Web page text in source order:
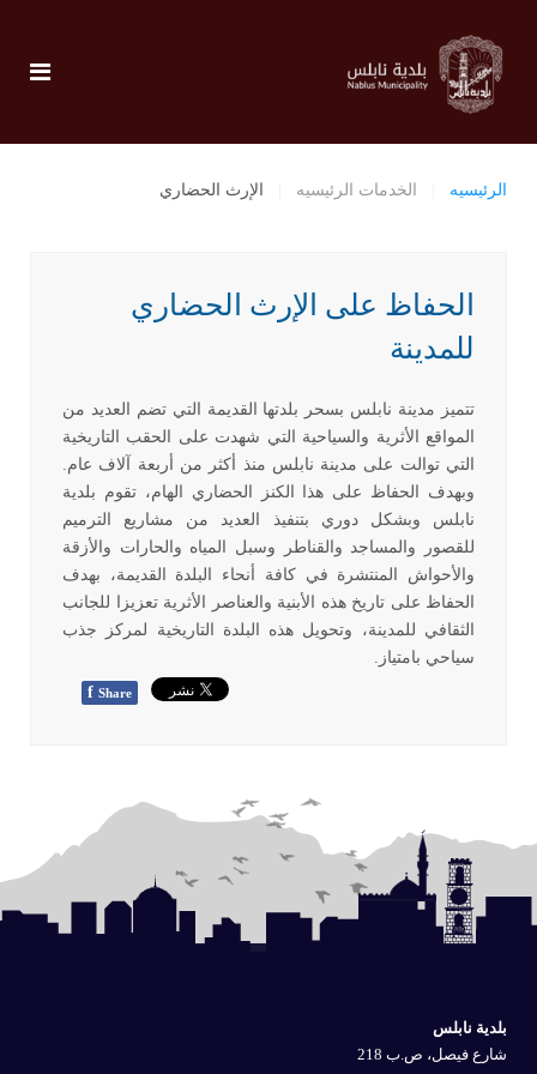
الرئيسيه الخدمات الرئيسيه الإرث الحضاري
الحفاظ على الإرث الحضاري
للمدينة
تتميز مدينة نابلس بسحر بلدتها القديمة التي تضم العديد من
المواقع الأثرية والسياحية التي شهدت على الحقب التاريخية
التي توالت على مدينة نابلس منذ أكثر من أربعة آلاف عام.
وبهدف الحفاظ على هذا الكنز الحضاري الهام، تقوم بلدية
نابلس وبشكل دوري بتنفيذ العديد من مشاريع الترميم
للقصور والمساجد والقناطر وسبل المياه والحارات والأزقة
والأحواش المنتشرة في كافة أنحاء البلدة القديمة، بهدف
الحفاظ على تاريخ هذه الأبنية والعناصر الأثرية تعزيزا للجانب
الثقافي للمدينة، وتحويل هذه البلدة التاريخية لمركز جذب
سياحي بامتياز.
f Share
بلدية نابلس
شارع فيصل، ص.ب 218